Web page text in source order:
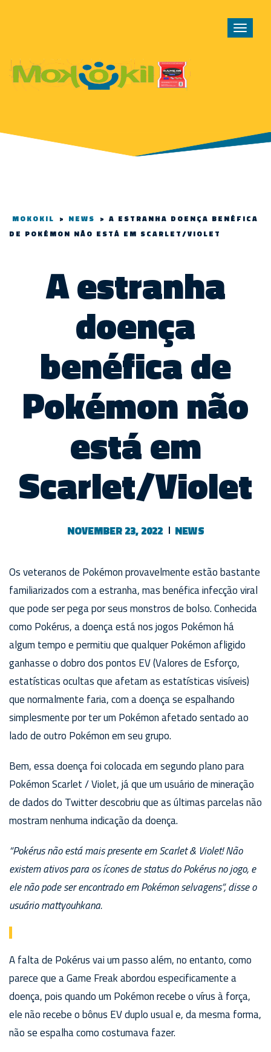
Toggle
MOKOKIL > NEWS > A ESTRANHA DOENÇA BENÉFICA
DE POKÉMON NÃO ESTÁ EM SCARLET/VIOLET
A estranha
doença
benéfica de
Pokémon não
está em
Scarlet/Violet
NOVEMBER 23, 2022 NEWS
Os veteranos de Pokémon provavelmente estão bastante
familiarizados com a estranha, mas benéfica infecção viral
que pode ser pega por seus monstros de bolso. Conhecida
como Pokérus, a doença está nos jogos Pokémon há
algum tempo e permitiu que qualquer Pokémon afligido
ganhasse o dobro dos pontos EV (Valores de Esforço,
estatísticas ocultas que afetam as estatísticas visíveis)
que normalmente faria, com a doença se espalhando
simplesmente por ter um Pokémon afetado sentado ao
lado de outro Pokémon em seu grupo.
Bem, essa doença foi colocada em segundo plano para
Pokémon Scarlet / Violet, já que um usuário de mineração
de dados do Twitter descobriu que as últimas parcelas não
mostram nenhuma indicação da doença.
“Pokérus não está mais presente em Scarlet & Violet! Não
existem ativos para os ícones de status do Pokérus no jogo, e
ele não pode ser encontrado em Pokémon selvagens”, disse o
usuário mattyouhkana.
A falta de Pokérus vai um passo além, no entanto, como
parece que a Game Freak abordou especificamente a
doença, pois quando um Pokémon recebe o vírus à força,
ele não recebe o bônus EV duplo usual e, da mesma forma,
não se espalha como costumava fazer.